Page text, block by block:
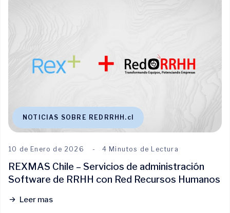
NOTICIAS SOBRE REDRRHH.cl
10 de Enero de 2026 4 Minutos de Lectura
REXMAS Chile – Servicios de administración
Software de RRHH con Red Recursos Humanos
Leer mas